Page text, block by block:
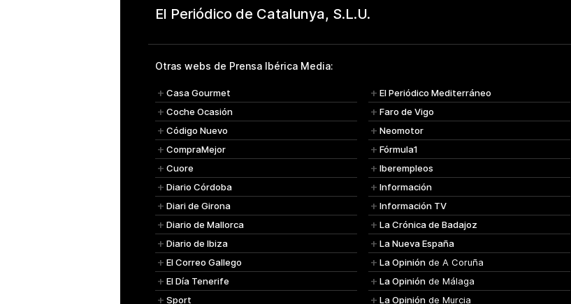
Otras webs de Prensa Ibérica Media:
Casa Gourmet
Coche Ocasión
Código Nuevo
CompraMejor
Cuore
Diario Córdoba
Diari de Girona
Diario de Mallorca
Diario de Ibiza
El Correo Gallego
El Día Tenerife
Sport
El Periódico Mediterráneo
Faro de Vigo
Neomotor
Fórmula1
Iberempleos
Información
Información TV
La Crónica de Badajoz
La Nueva España
La Opinión de A Coruña
La Opinión de Málaga
La Opinión de Murcia